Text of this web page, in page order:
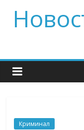
Криминал